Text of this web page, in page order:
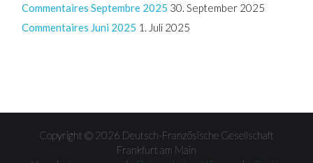
Commentaires Septembre 2025 30. September 2025
Commentaires Juni 2025 1. Juli 2025
Copyright © 2026 Deutsch-Französische Gesellschaft
Frankfurt am Main